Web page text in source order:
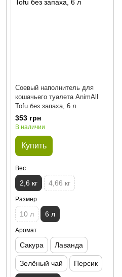
Соевый наполнитель для
кошачьего туалета AnimAll
Tofu без запаха, 6 л
353 грн
В наличии
Купить
Вес
2,6 кг 4,66 кг
Размер
10 л 6 л
Аромат
Сакура Лаванда
Зелёный чай Персик